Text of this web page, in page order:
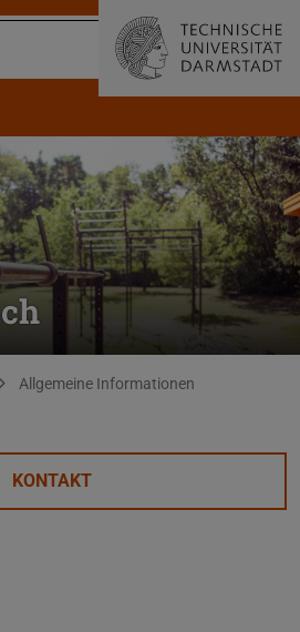
Allgemeine Informationen
KONTAKT